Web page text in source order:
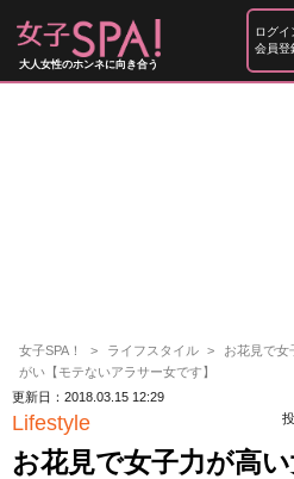
大人女性のホンネに向き合う
ログイ
会員登
女子SPA！ ライフスタイル
お花見で女
がい【モテないアラサー女です】
更新日：2018.03.15 12:29
Lifestyle
お花見で女子力が高